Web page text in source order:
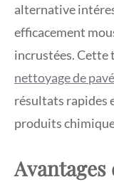
alternative
efficacement
incrustées. Cette
nettoyage de
résultats rapides
produits
Avantages